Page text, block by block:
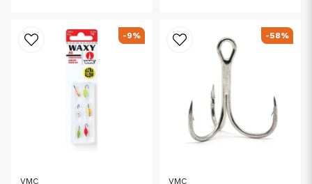
VMC
-9%
VMC
-58%